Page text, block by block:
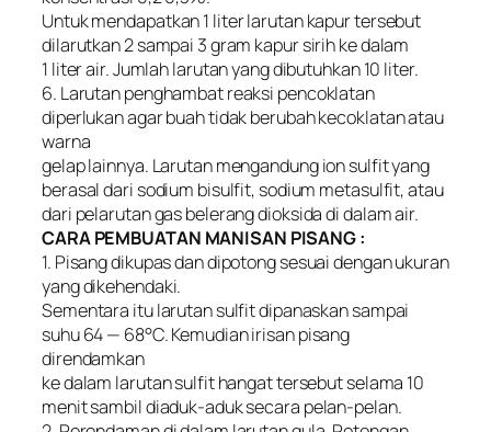
Untuk mendapatkan 1 liter larutan kapur tersebut
dilarutkan 2 sampai 3 gram kapur sirih ke dalam
1 liter air. Jumlah larutan yang dibutuhkan 10 liter.
6. Larutan penghambat reaksi pencoklatan
diperlukan agar buah tidak berubah kecoklatan atau
warna
gelap lainnya. Larutan mengandung ion sulfit yang
berasal dari sodium bisulfit, sodium metasulfit, atau
dari pelarutan gas belerang dioksida di dalam air.
CARA PEMBUATAN MANISAN PISANG :
1. Pisang dikupas dan dipotong sesuai dengan ukuran
yang dikehendaki.
Sementara itu larutan sulfit dipanaskan sampai
suhu 64 — 68°C. Kemudian irisan pisang
direndamkan
ke dalam larutan sulfit hangat tersebut selama 10
menit sambil diaduk-aduk secara pelan-pelan.